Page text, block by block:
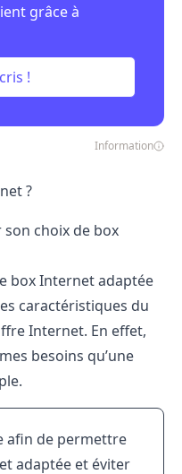
grâce à
!
Information
?
choix de box
box Internet adaptée
caractéristiques du
Internet. En effet,
besoins qu’une
afin de permettre
adaptée et éviter